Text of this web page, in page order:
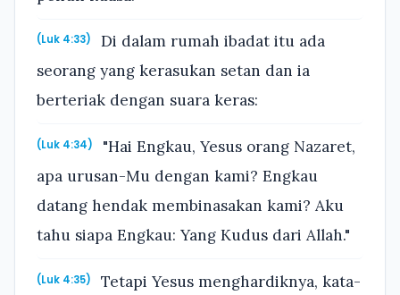
(Luk 4:33)
Di dalam rumah ibadat itu ada
seorang yang kerasukan setan dan ia
berteriak dengan suara keras:
(Luk 4:34)
"Hai Engkau, Yesus orang Nazaret,
apa urusan-Mu dengan kami? Engkau
datang hendak membinasakan kami? Aku
tahu siapa Engkau: Yang Kudus dari Allah."
(Luk 4:35)
Tetapi Yesus menghardiknya, kata-